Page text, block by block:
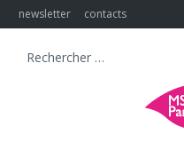
Skip
to
newsletter contacts
Search